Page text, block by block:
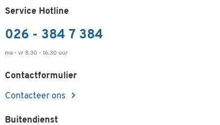
Service Hotline
026 - 384 7 384
ma - vr 8.30 - 16.30 uur
Contactformulier
Contacteer ons
Buitendienst